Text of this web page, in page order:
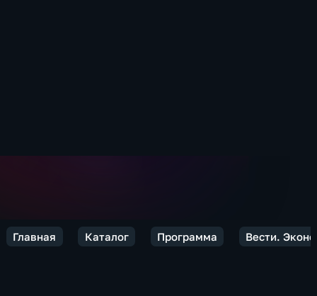
Главная Каталог Программа Вести.